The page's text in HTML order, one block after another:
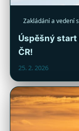
Zakládání a vedení
Úspěšný
ČR!
25. 2. 2026